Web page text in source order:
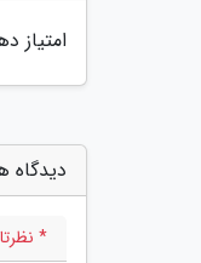
امتیاز
دیدگاه
*